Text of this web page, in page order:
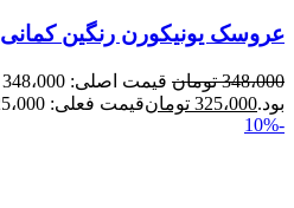
عروسک یونیکورن رنگین کمانی
348،000 تومان
بود.325،000 تومانقیمت فعلی: 325،000 تومان.
-10%